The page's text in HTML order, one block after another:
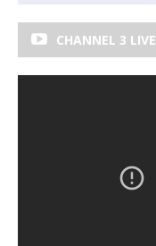
CHANNEL 3 LIVE